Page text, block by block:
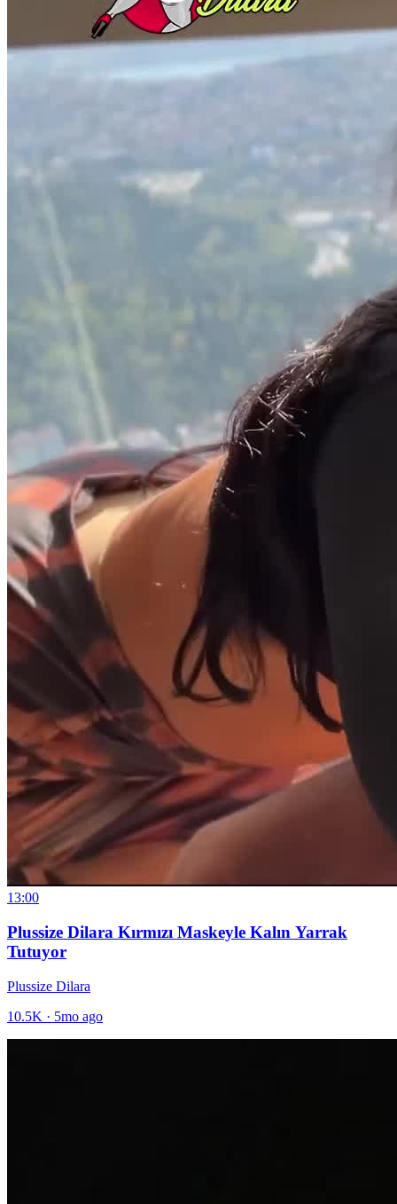
13:00
Plussize Dilara Kırmızı Maskeyle Kalın Yarrak
Tutuyor
Plussize Dilara
10.5K · 5mo ago